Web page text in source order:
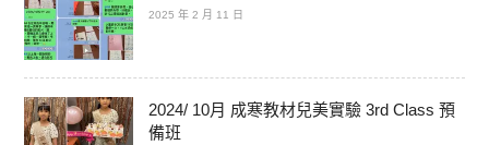
2025 年 2 月 11 日
2024/ 10月 成寒教材兒美實驗 3rd Class 預
備班